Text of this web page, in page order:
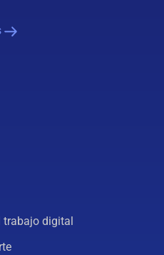
trabajo digital